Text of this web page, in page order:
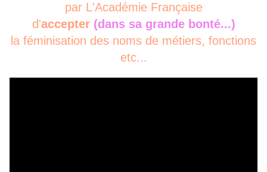
par L'Académie Française
d'accepter (dans sa grande bonté...)
la féminisation des noms de métiers, fonctions
etc...